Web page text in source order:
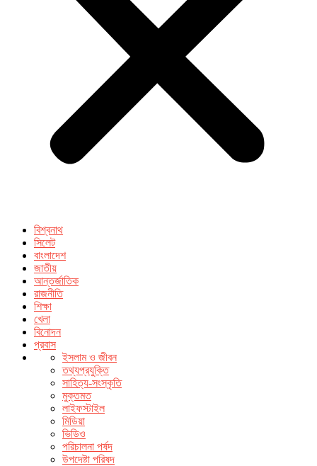
বিশ্বনাথ
সিলেট
বাংলাদেশ
জাতীয়
আন্তর্জাতিক
রাজনীতি
শিক্ষা
খেলা
বিনোদন
প্রবাস
ইসলাম ও জীবন
তথ্যপ্রযুক্তি
সাহিত্য-সংস্কৃতি
মুক্তমত
লাইফস্টাইল
মিডিয়া
ভিডিও
পরিচালনা পর্ষদ
উপদেষ্টা পরিষদ